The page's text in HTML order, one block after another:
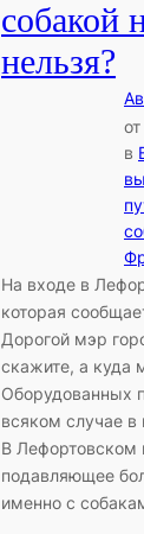
собакой
нельзя?
в
На входе в
которая
Дорогой мэр
скажите, а куда
Оборудованных
всяком случае в
В Лефортовском
подавляющее
именно с